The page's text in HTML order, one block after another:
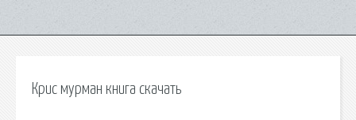
Крис мурман книга скачать